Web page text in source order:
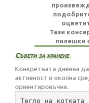
Тази
пилешки
Съвети за хранене
Конкретната дневна
активност и околна
ориентировъчни.
Тегло на